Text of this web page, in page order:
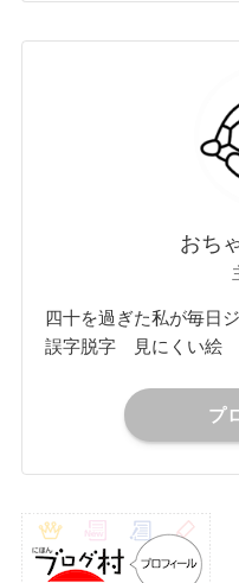
おち
四十を過ぎた私が毎日
誤字脱字 見にくい絵
プ